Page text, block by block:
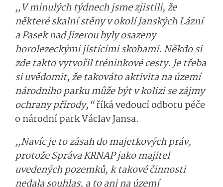
„V minulých týdnech jsme zjistili, že
některé skalní stěny v okolí Janských Lázní
a Pasek nad Jizerou byly osazeny
horolezeckými jistícími skobami. Někdo si
zde takto vytvořil tréninkové cesty. Je třeba
si uvědomit, že takováto aktivita na území
národního parku může být v kolizi se zájmy
ochrany přírody,“říká vedoucí odboru péče
o národní park Václav Jansa.
„Navíc je to zásah do majetkových práv,
protože Správa KRNAP jako majitel
uvedených pozemků, k takové činnosti